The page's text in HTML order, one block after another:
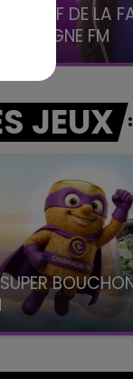
BEST OF DE LA
FM
JEUX
La Famille